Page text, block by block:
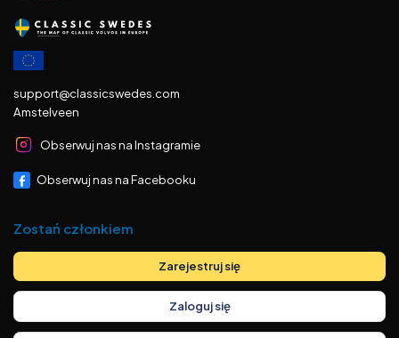
support@classicswedes.com
Amstelveen
Obserwuj nas na Instagramie
Obserwuj nas na Facebooku
Zostań członkiem
Zarejestruj się
Zaloguj się